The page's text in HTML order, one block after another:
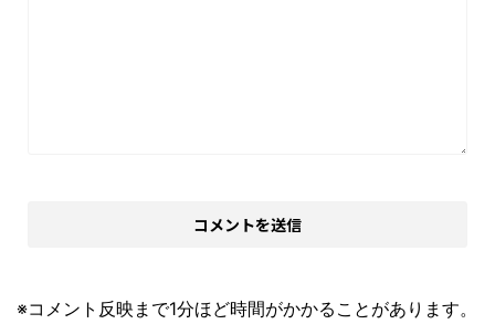
※コメント反映まで1分ほど時間がかかることがあります。